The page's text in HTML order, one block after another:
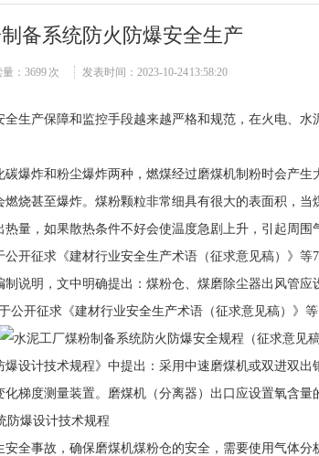
备系统防火防爆安全生产
： 3699 次 发表时间：2023-10-24 13:58:20
全生产保障和监控手段越来越严格和规范，在火电、
爆炸和粉尘爆炸两种，燃煤经过磨煤机制粉时会产
烧甚至爆炸。煤粉颗粒非常细具有很大的表面积，
量，如果散热条件不好会使温度急剧上升，引起周围
开征求《建材行业安全生产术语（征求意见稿）》
说明，文中明确提出：煤粉仓、煤磨除尘器出风管应
设计技术规程》中提出：采用中速磨煤机或双进双
梯度测量装置。磨煤机（分离器）出口应设置氧含量
全事故，确保磨煤机煤粉仓的安全，需要使用气体